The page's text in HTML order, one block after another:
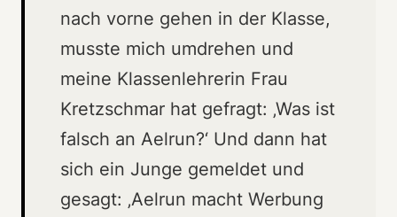
nach vorne gehen in der Klasse,
musste mich umdrehen und
meine Klassenlehrerin Frau
Kretzschmar hat gefragt: ‚Was ist
falsch an Aelrun?‘ Und dann hat
sich ein Junge gemeldet und
gesagt: ‚Aelrun macht Werbung